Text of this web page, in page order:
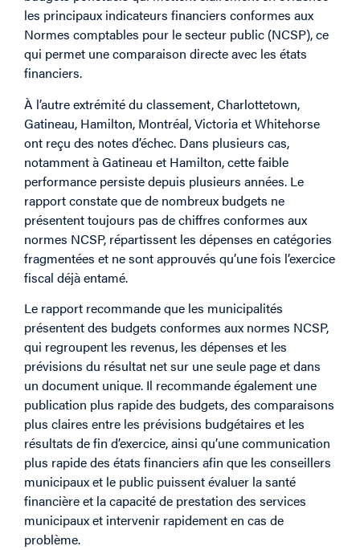
les principaux indicateurs financiers conformes aux
Normes comptables pour le secteur public (NCSP), ce
qui permet une comparaison directe avec les états
financiers.
À l’autre extrémité du classement, Charlottetown,
Gatineau, Hamilton, Montréal, Victoria et Whitehorse
ont reçu des notes d’échec. Dans plusieurs cas,
notamment à Gatineau et Hamilton, cette faible
performance persiste depuis plusieurs années. Le
rapport constate que de nombreux budgets ne
présentent toujours pas de chiffres conformes aux
normes NCSP, répartissent les dépenses en catégories
fragmentées et ne sont approuvés qu’une fois l’exercice
fiscal déjà entamé.
Le rapport recommande que les municipalités
présentent des budgets conformes aux normes NCSP,
qui regroupent les revenus, les dépenses et les
prévisions du résultat net sur une seule page et dans
un document unique. Il recommande également une
publication plus rapide des budgets, des comparaisons
plus claires entre les prévisions budgétaires et les
résultats de fin d’exercice, ainsi qu’une communication
plus rapide des états financiers afin que les conseillers
municipaux et le public puissent évaluer la santé
financière et la capacité de prestation des services
municipaux et intervenir rapidement en cas de
problème.